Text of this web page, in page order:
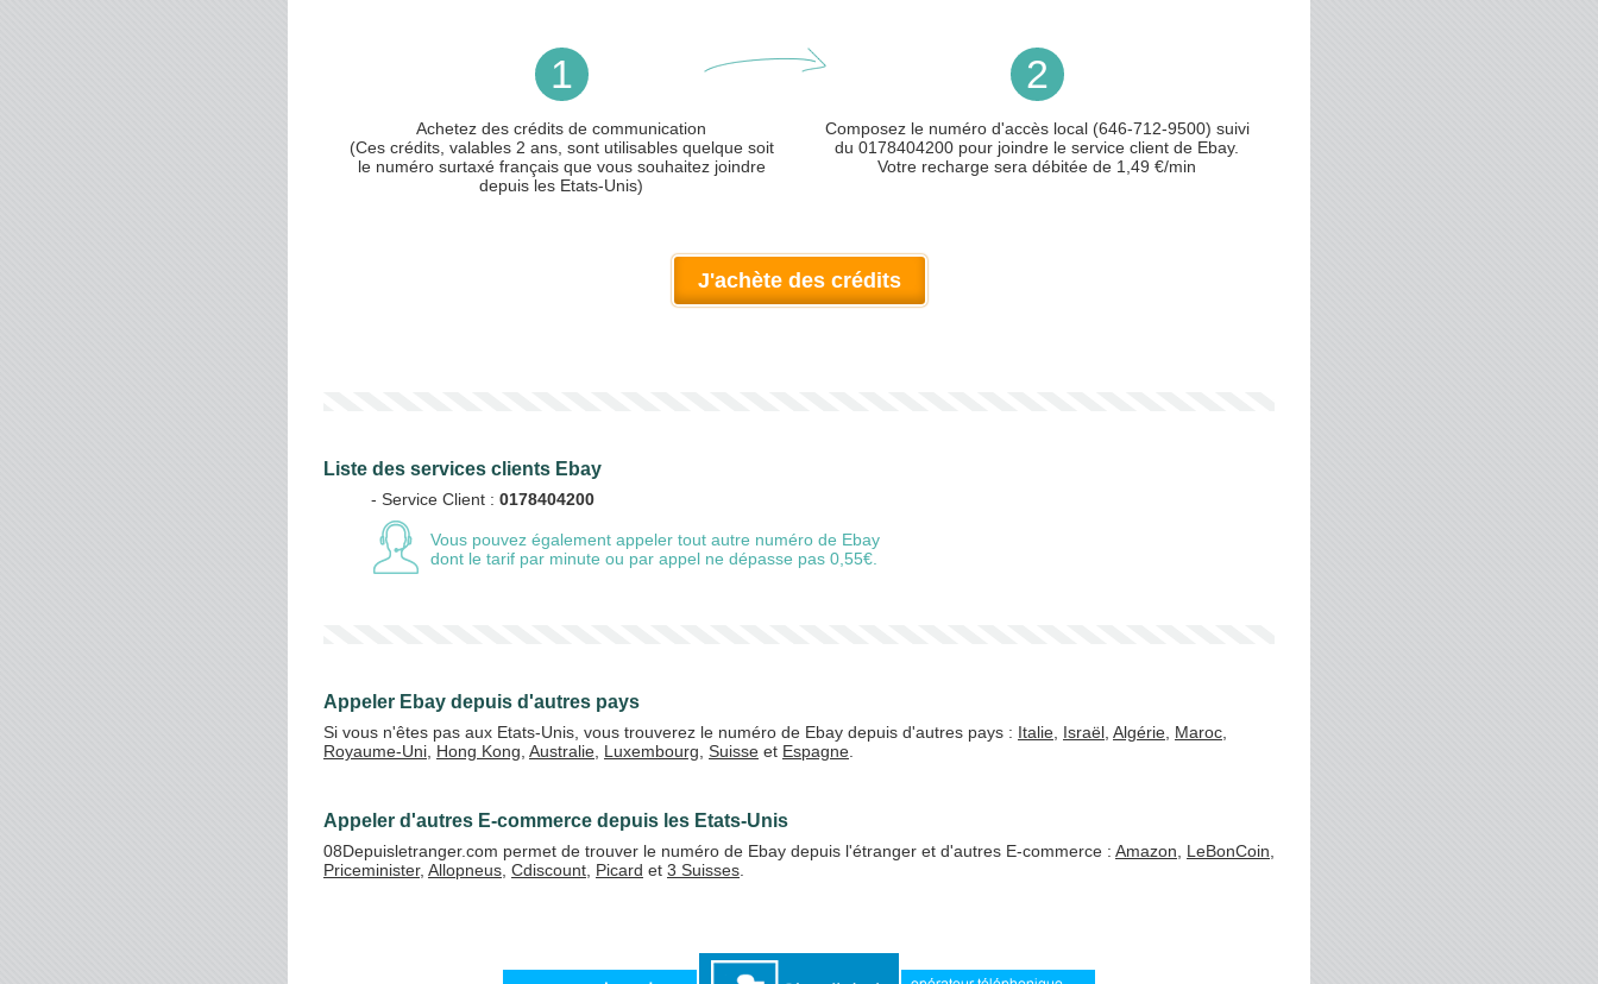
1
Achetez des crédits de communication
(Ces crédits, valables 2 ans, sont utilisables quelque soit
le numéro surtaxé français que vous souhaitez joindre
depuis les Etats-Unis)
2
Composez le numéro d'accès local (646-712-9500) suivi
du 0178404200 pour joindre le service client de Ebay.
Votre recharge sera débitée de 1,49 €/min
J'achète des crédits
Vos crédits
20 € 50 €
Liste des services clients Ebay
- Service Client : 0178404200
Vous pouvez également appeler tout autre numéro de Ebay
dont le tarif par minute ou par appel ne dépasse pas 0,55€.
Appeler Ebay depuis d'autres pays
Si vous n'êtes pas aux Etats-Unis, vous trouverez le numéro de Ebay depuis d'autres pays : Italie Israël Algérie Maroc
Royaume-Uni Hong Kong Australie Luxembourg Suisse et Espagne
Appeler d'autres E-commerce depuis les Etats-Unis
08Depuisletranger.com permet de trouver le numéro de Ebay depuis l'étranger et d'autres E-commerce : Amazon LeBonCoin
Priceminister, Allopneus Cdiscount Picard et 3 Suisses